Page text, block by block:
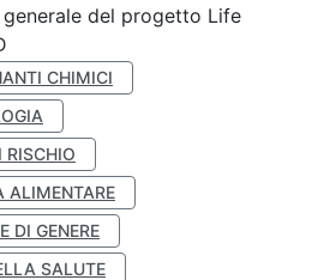
del progetto Life
CHIMICI
RISCHIO
ALIMENTARE
DI GENERE
SALUTE